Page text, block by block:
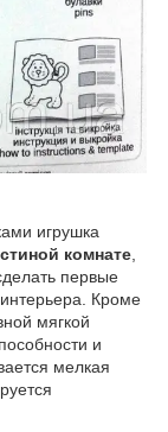
игрушка
комнате
первые
Кроме
мягкой
и
мелкая